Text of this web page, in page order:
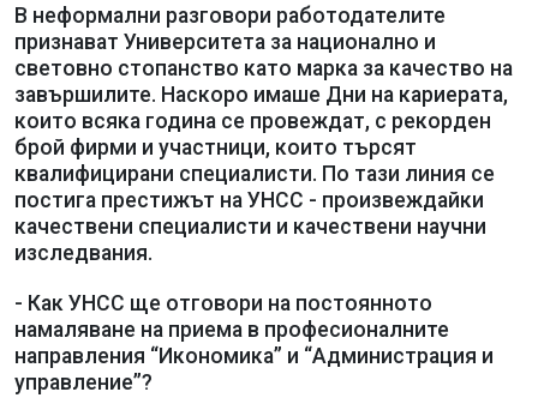
В неформални разговори работодателите
признават Университета за национално и
световно стопанство като марка за качество на
завършилите. Наскоро имаше Дни на кариерата,
които всяка година се провеждат, с рекорден
брой фирми и участници, които търсят
квалифицирани специалисти. По тази линия се
постига престижът на УНСС - произвеждайки
качествени специалисти и качествени научни
изследвания.
- Как УНСС ще отговори на постоянното
намаляване на приема в професионалните
направления “Икономика” и “Администрация и
управление”?